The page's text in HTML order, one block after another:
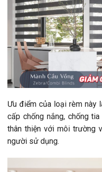
Ưu điểm của loại rèm này
cấp chống nắng, chống
thân thiện với môi trường
người sử dụng.